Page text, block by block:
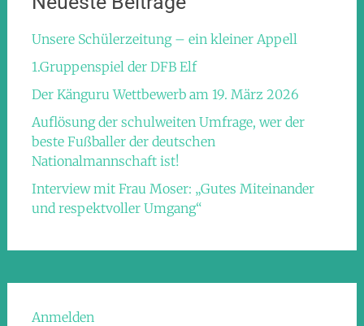
Unsere Schülerzeitung – ein kleiner Appell
1.Gruppenspiel der DFB Elf
Der Känguru Wettbewerb am 19. März 2026
Auflösung der schulweiten Umfrage, wer der
beste Fußballer der deutschen
Nationalmannschaft ist!
Interview mit Frau Moser: „Gutes Miteinander
und respektvoller Umgang“
Anmelden